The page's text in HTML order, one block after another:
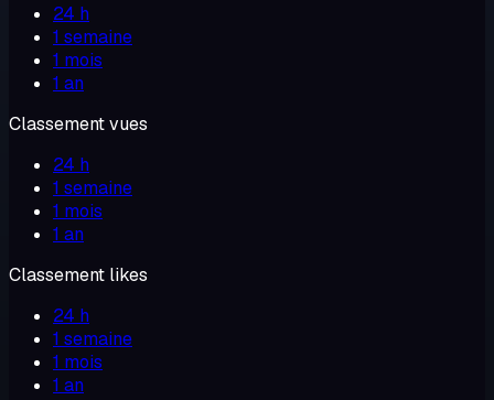
24 h
1 semaine
1 mois
1 an
Classement vues
24 h
1 semaine
1 mois
1 an
Classement likes
24 h
1 semaine
1 mois
1 an